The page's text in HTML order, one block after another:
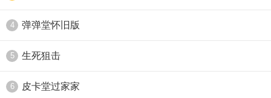
4 弹弹堂怀旧版
5 生死狙击
6 皮卡堂过家家